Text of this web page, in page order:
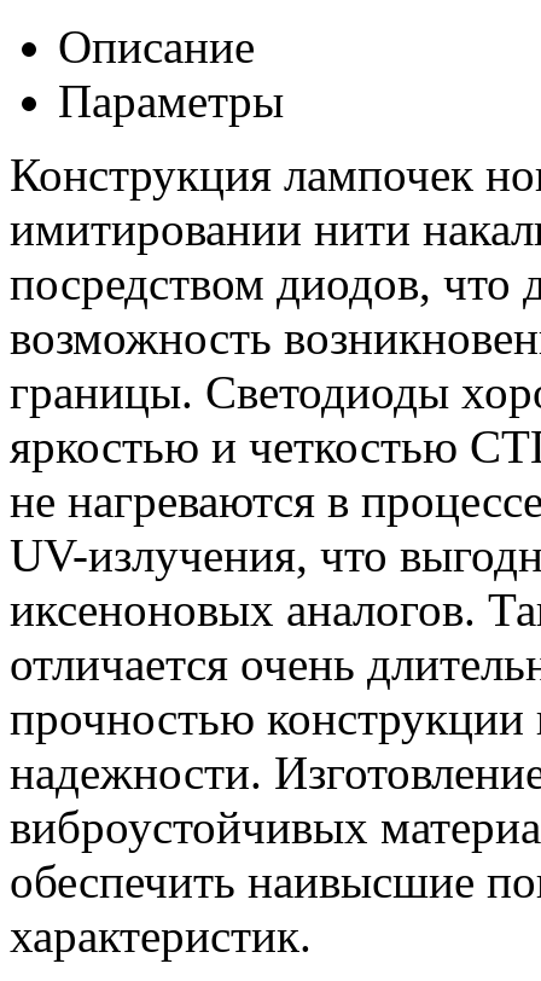
Описание
Параметры
Конструкция лампочек
имитировании нити
посредством диодов,
возможность
границы. Светодиоды
яркостью и четкостью
не нагреваются в
UV-излучения, что
иксеноновых аналогов.
отличается очень
прочностью
надежности.
виброустойчивых
обеспечить наивысшие
характеристик.